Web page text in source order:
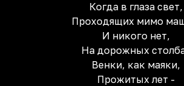
Когда в глаза свет,
Проходящих мимо
И никого нет,
На дорожных
Венки, как маяки,
Прожитых лет -